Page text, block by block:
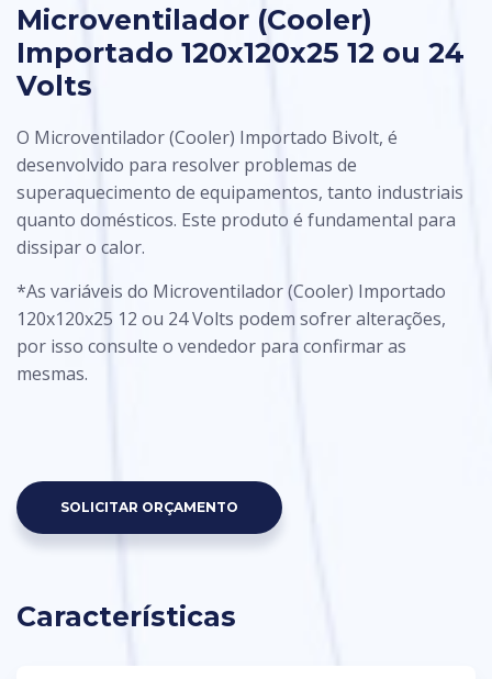
Microventilador (Cooler)
Importado 120x120x25 12 ou 24
Volts
O Microventilador (Cooler) Importado Bivolt, é
desenvolvido para resolver problemas de
superaquecimento de equipamentos, tanto industriais
quanto domésticos. Este produto é fundamental para
dissipar o calor.
*As variáveis do Microventilador (Cooler) Importado
120x120x25 12 ou 24 Volts podem sofrer alterações,
por isso consulte o vendedor para confirmar as
mesmas.
SOLICITAR ORÇAMENTO
Características